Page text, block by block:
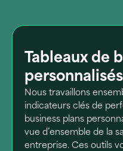
Tableaux de
personnalisés
Nous travaillons
indicateurs clés de
business plans
vue d’ensemble de la
entreprise. Ces outils